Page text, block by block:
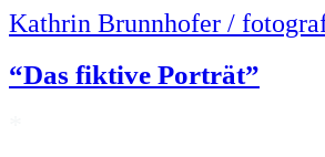
Kathrin Brunnhofer /
“Das fiktive Porträt”